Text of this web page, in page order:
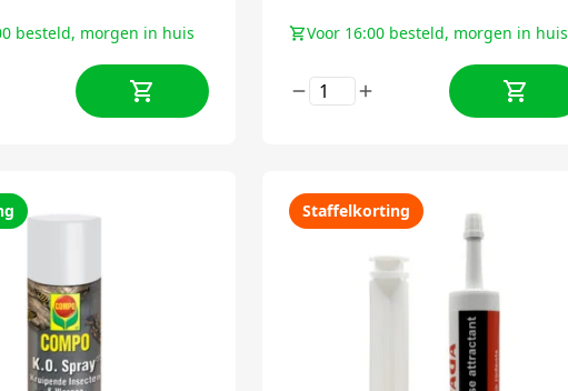
besteld, morgen in huis Voor 16:00 besteld, morgen in huis
Staffelkorting